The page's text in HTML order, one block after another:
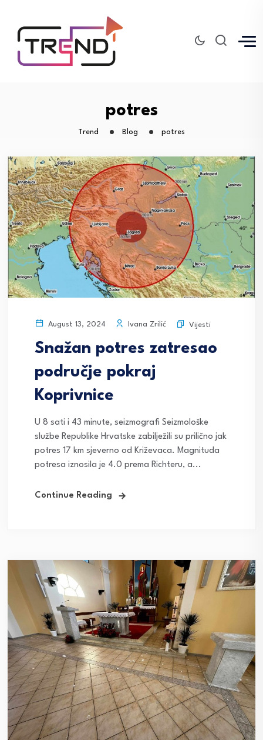
potres
Trend Blog potres
August 13, 2024 Ivana Zrilić Vijesti
Snažan potres zatresao
područje pokraj
Koprivnice
U 8 sati i 43 minute, seizmografi Seizmološke
službe Republike Hrvatske zabilježili su prilično jak
potres 17 km sjeverno od Križevaca. Magnituda
potresa iznosila je 4.0 prema Richteru, a...
Continue Reading